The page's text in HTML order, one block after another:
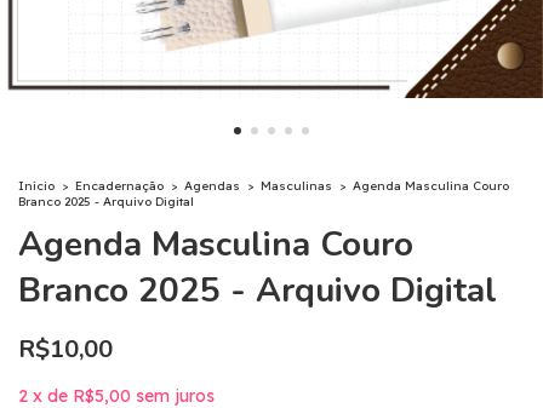
Início > Encadernação > Agendas > Masculinas > Agenda Masculina Couro
Branco 2025 - Arquivo Digital
Agenda Masculina Couro
Branco 2025 - Arquivo Digital
R$10,00
2 x de R$5,00 sem juros